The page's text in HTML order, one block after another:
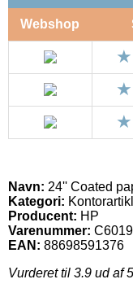
Webshop
Navn: 24'' Coated
Kategori:
Producent: HP
Varenummer:
EAN: 88698591376
Vurderet til 3.9 ud af